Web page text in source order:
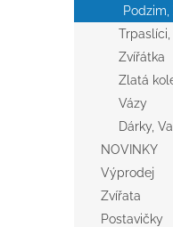
Podzim,
Zvířátka
Zlatá
Vázy
Dárky,
NOVINKY
Výprodej
Zvířata
Postavičky